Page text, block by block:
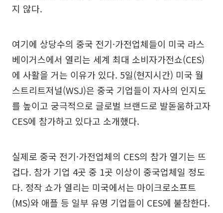
지 않다.
여기에 상당수의 중국 전기·가전업체들이 미국 라스
베이거스에서 열리는 세계 최대 소비자가전쇼(CES)
에 사활을 거는 이유가 있다. 5일(현지시간) 미국 월
스트리트저널(WSJ)은 중국 기업들이 자사의 인지도
를 높이고 궁극적으로 글로벌 브랜드로 발돋움하고자
CES에 참가하고 있다고 소개했다.
실제로 중국 전기·가전업체의 CES의 참가 열기는 뜨
겁다. 참가 기업 4곳 중 1곳 이상이 중국업체일 정도
다. 정작 쇼가 열리는 미국에서는 마이크로소프트
(MS)와 애플 등 일부 유명 기업들이 CES에 불참한다.